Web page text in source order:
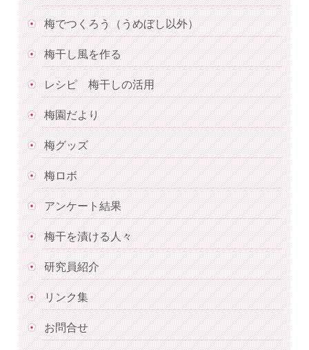
梅でつくろう（うめぼし以外）
梅干し風を作る
レシピ 梅干しの活用
梅園だより
梅グッズ
梅ロボ
アンケート結果
梅干を漬ける人々
研究員紹介
リンク集
お問合せ